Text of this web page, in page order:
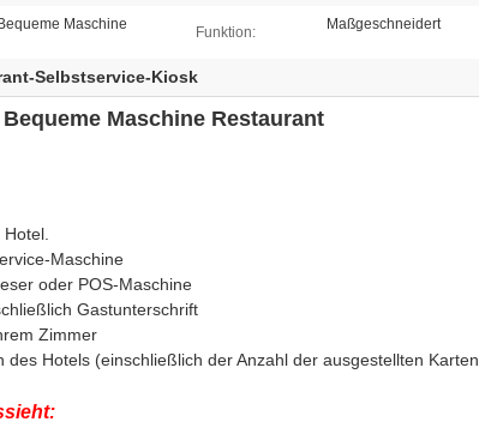
Maschine
Funktion: Maßgeschneidert
Selbstservice-Kiosk
Maschine Restaurant
Maschine
oder POS-Maschine
Gastunterschrift
Zimmer
Hotels (einschließlich der Anzahl der ausgestellten Karten,